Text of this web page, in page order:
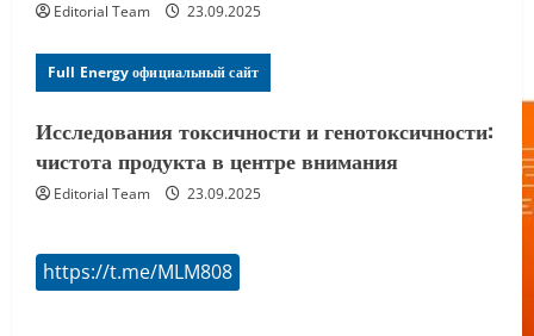
Editorial Team 23.09.2025
Full Energy официальный сайт
Исследования токсичности и генотоксичности:
чистота продукта в центре внимания
Editorial Team 23.09.2025
https://t.me/MLM808